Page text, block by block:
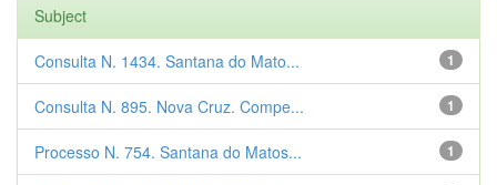
Subject
1
Consulta N. 1434. Santana do Mato...
1
Consulta N. 895. Nova Cruz. Compe...
1
Processo N. 754. Santana do Matos...